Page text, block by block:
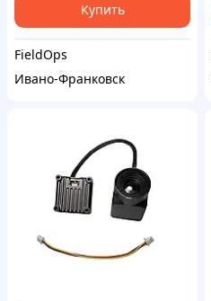
Купить
FieldOps
Ивано-Франковск